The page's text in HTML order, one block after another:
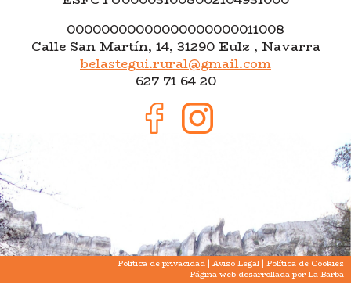
00000000000000000000011008
Calle San Martín, 14, 31290 Eulz , Navarra
belastegui.rural@gmail.com
627 71 64 20
Política de privacidad |Aviso Legal |Política de Cookies
Página web desarrollada por La Barba